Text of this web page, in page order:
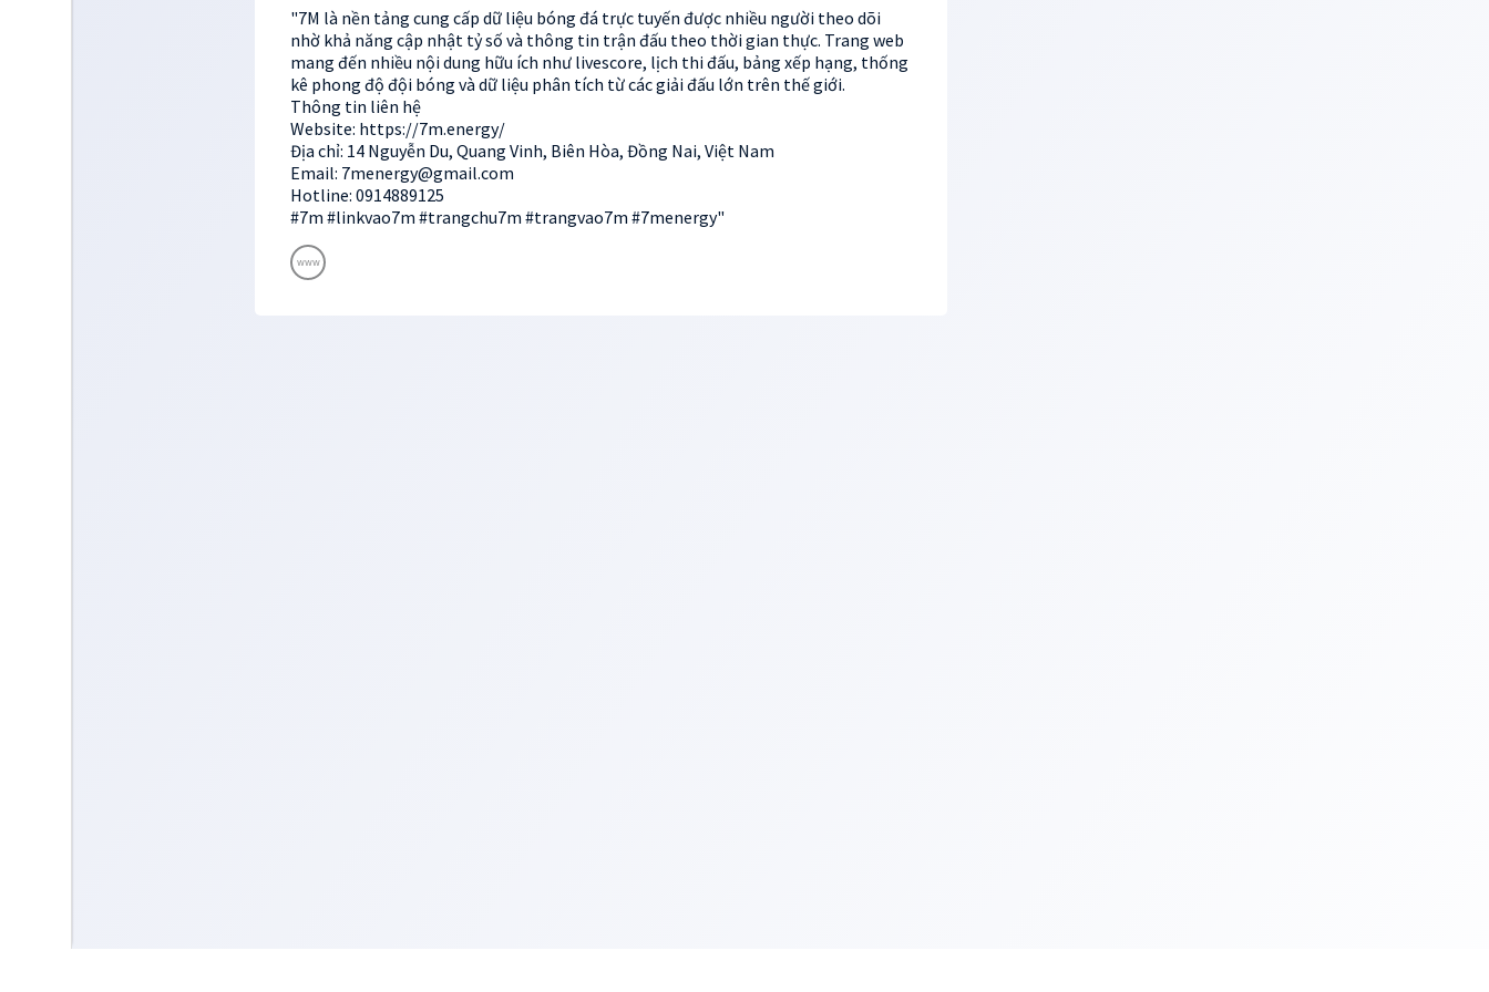
"7M là nền tảng cung cấp dữ liệu bóng đá trực tuyến được nhiều người theo dõi
nhờ khả năng cập nhật tỷ số và thông tin trận đấu theo thời gian thực. Trang web
mang đến nhiều nội dung hữu ích như livescore, lịch thi đấu, bảng xếp hạng, thống
kê phong độ đội bóng và dữ liệu phân tích từ các giải đấu lớn trên thế giới.
Thông tin liên hệ
Website: https://7m.energy/
Địa chỉ: 14 Nguyễn Du, Quang Vinh, Biên Hòa, Đồng Nai, Việt Nam
Email: 7menergy@gmail.com
Hotline: 0914889125
#7m #linkvao7m #trangchu7m #trangvao7m #7menergy"
www